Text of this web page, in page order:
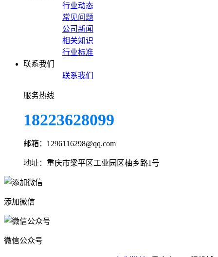
行业动态
常见问题
公司新闻
相关知识
行业标准
联系我们
联系我们
服务热线
18223628099
邮箱：1296116298@qq.com
地址：重庆市梁平区工业园区柚乡路1号
添加微信
微信公众号